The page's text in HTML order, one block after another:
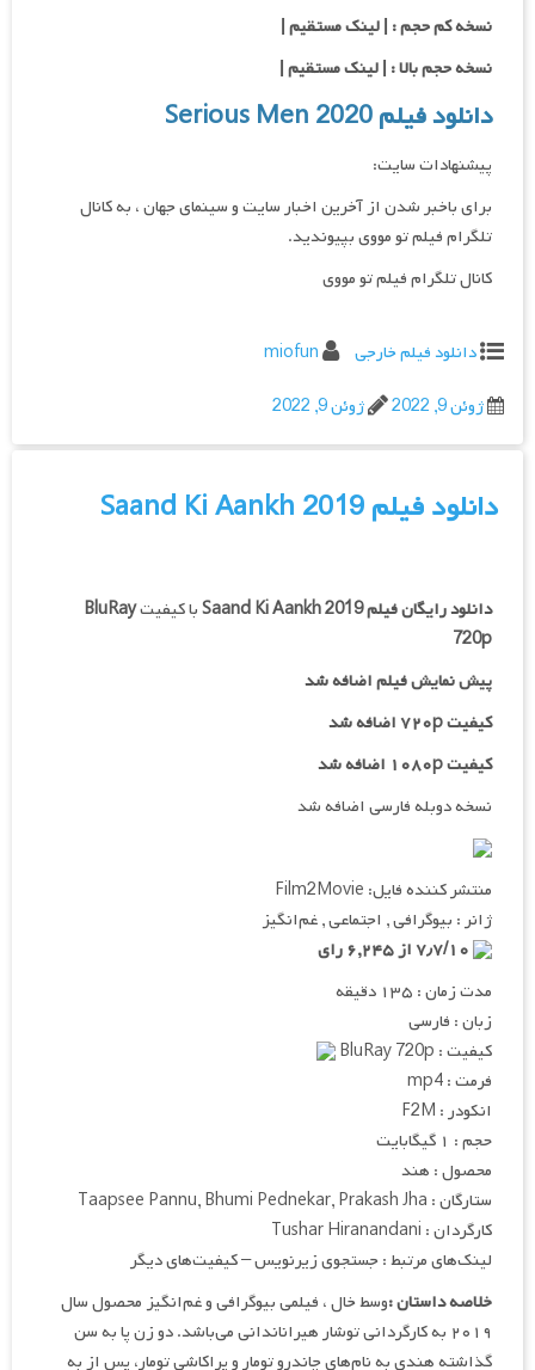
نسخه کم حجم : | لینک مستقیم |
نسخه حجم بالا : | لینک مستقیم |
دانلود فیلم Serious Men 2020
پیشنهادات سایت:
برای باخبر شدن از آخرین اخبار سایت و سینمای جهان ، به کانال
تلگرام فیلم تو مووی بپیوندید.
کانال تلگرام فیلم تو مووی
دانلود فیلم خارجی
miofun
ژوئن 9, 2022
ژوئن 9, 2022
دانلود فیلم Saand Ki Aankh 2019
دانلود رایگان فیلمSaand Ki Aankh 2019با کیفیتBluRay
720p
پیش نمایش فیلم اضافه شد
کیفیت ۷۲۰p اضافه شد
کیفیت ۱۰۸۰p اضافه شد
نسخه دوبله فارسی اضافه شد
منتشر کننده فایل: Film2Movie
ژانر : بیوگرافی , اجتماعی , غم‌انگیز
مدت زمان : ۱۳۵ دقیقه
زبان : فارسی
کیفیت : BluRay 720p
فرمت : mp4
انکودر : F2M
حجم : ۱ گیگابایت
محصول : هند
ستارگان : Taapsee Pannu, Bhumi Pednekar, Prakash Jha
کارگردان : Tushar Hiranandani
لینک‌های مرتبط : جستجوی زیرنویس – کیفیت‌های دیگر
خلاصه داستان :وسط خال ، فیلمی بیوگرافی و غم‌انگیز محصول سال
۲۰۱۹ به کارگردانی توشار هیراناندانی می‌باشد. دو زن پا به سن
گذاشته هندی به نام‌های چاندرو تومار و پراکاشی تومار، پس از به